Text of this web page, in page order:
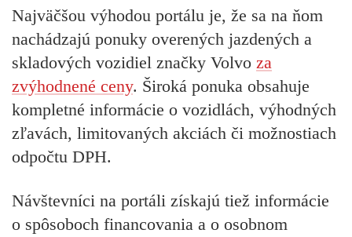
Najväčšou výhodou portálu je, že sa na ňom
nachádzajú ponuky overených jazdených a
skladových vozidiel značky Volvo za
zvýhodnené ceny. Široká ponuka obsahuje
kompletné informácie o vozidlách, výhodných
zľavách, limitovaných akciách či možnostiach
odpočtu DPH.
Návštevníci na portáli získajú tiež informácie
o spôsoboch financovania a o osobnom